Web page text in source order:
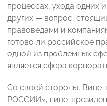
процессах, ухода одних
других — вопрос,
правоведами и
готово ли российское
одной из проблемных
является сфера
Со своей стороны,
РОССИИ», вице-